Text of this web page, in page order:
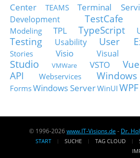
Center
TEAMS Terminal
Development
TestCafe
Modeling
TPL TypeScript
Testing
Usability User
Stories
Visio Visual
Studio
VMWare VSTO
API
Webservices
FormsWindows ServerWinUI WPF
© 1996-2026www.IT-Visions.de - Dr.
START SUCHE TAG CLOUD